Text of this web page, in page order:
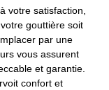
votre satisfaction,
gouttière soit
par une
vous assurent
et garantie.
confort et